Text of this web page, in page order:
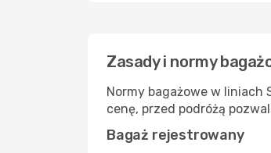
Zasady i normy
Normy bagażowe w
cenę, przed podróżą
Bagaż rejestrowany